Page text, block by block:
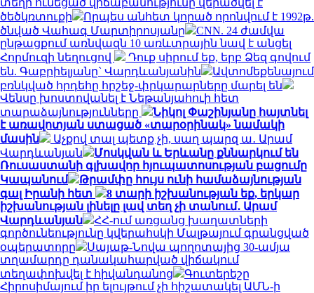
ծեծկռտուքի
Որպես անհետ կորած որոնվում է 1992թ.
ծնված Վահագ Մարտիրոսյանը
CNN. 24 ժամվա
ընթացքում առնվազն 10 առևտրային նավ է անցել
Հորմուզի նեղուցով
Դուք սիրում եք, երբ Ձեզ գովում
են. Գաբրիելյանը` Վարդևանյանին
Ավտոմեքենայում
բռնկված հրդեհը հրշեջ-փրկարարները մարել են
Վենսը խոստովանել է Նեթանյահուի հետ
տարաձայնությունները
Նիկոլ Փաշինյանը հայտնել
է առավոտյան ստացած «տարօրինակ» նամակի
մասին
Աչքով տալ պետք չի, սաղ պարզ ա․ Արամ
Վարդևանյան
Մոսկվան և Երևանը քննարկում են
Ռուսաստանի գլխավոր հյուպատոսության բացումը
Կապանում
Թրամփը հույս ունի համաձայնության
գալ Իրանի հետ
8 տարի իշխանության եք, երկար
իշխանության լինելը լավ տեղ չի տանում․ Արամ
Վարդևանյան
ՀՀ-ում առցանց խաղատների
գործունեությունը կվերահսկի Մալթայում գրանցված
օպերատորը
Սայաթ-Նովա պողոտայից 30-ամյա
տղամարդը դանակահարված վիճակում
տեղափոխվել է հիվանդանոց
Գուտերեշը
Հիրոսիմայում իր ելույթում չի հիշատակել ԱՄՆ-ի